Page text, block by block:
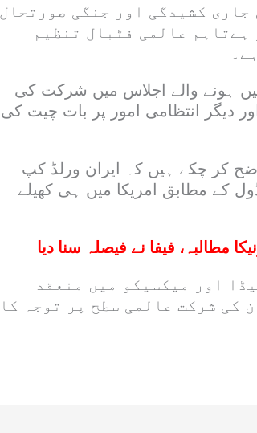
کشیدگی اور جنگی صورتحال
عالمی فٹبال تنظیم
کو 20 مئی تک زیورخ میں ہونے والے اجلاس میں شرکت کی
دیگر انتظامی امور پر بات چیت کی
کر چکے ہیں کہ ایران ورلڈ کپ
کے مطابق امریکا میں ہی کھیلے
مطالبہ، فیفا نے فیصلہ سنا دیا
2026 امریکا، کینیڈا اور میکسیکو میں منعقد
کی شرکت عالمی سطح پر توجہ کا